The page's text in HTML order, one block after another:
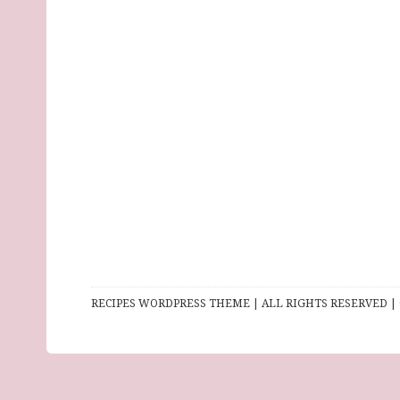
RECIPES WORDPRESS THEME | ALL RIGHTS RESERVED